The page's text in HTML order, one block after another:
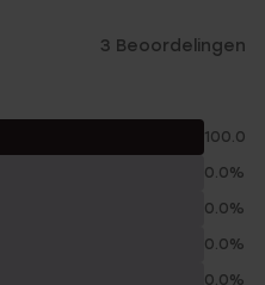
3 Beoordelingen
100.0%
0.0%
0.0%
0.0%
0.0%